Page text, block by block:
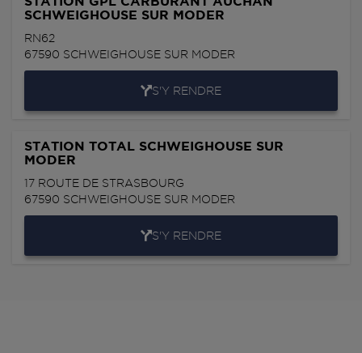
SCHWEIGHOUSE SUR MODER
RN62
67590 SCHWEIGHOUSE SUR MODER
S'Y RENDRE
STATION TOTAL SCHWEIGHOUSE SUR
MODER
17 ROUTE DE STRASBOURG
67590 SCHWEIGHOUSE SUR MODER
S'Y RENDRE